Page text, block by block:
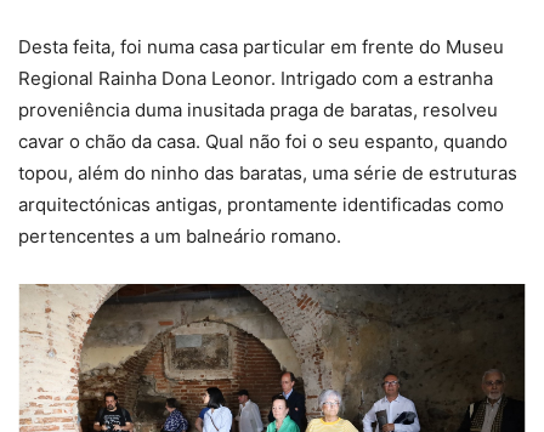
Desta feita, foi numa casa particular em frente do Museu
Regional Rainha Dona Leonor. Intrigado com a estranha
proveniência duma inusitada praga de baratas, resolveu
cavar o chão da casa. Qual não foi o seu espanto, quando
topou, além do ninho das baratas, uma série de estruturas
arquitectónicas antigas, prontamente identificadas como
pertencentes a um balneário romano.